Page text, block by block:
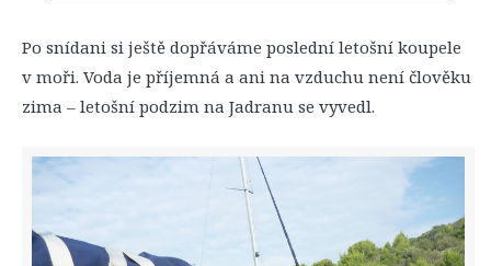
Po snídani si ještě dopřáváme poslední letošní koupele
v moři. Voda je příjemná a ani na vzduchu není člověku
zima – letošní podzim na Jadranu se vyvedl.